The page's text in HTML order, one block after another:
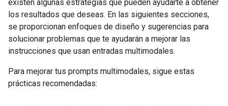
existen algunas estrategias que pueden ayudarte a obtener
los resultados que deseas. En las siguientes secciones,
se proporcionan enfoques de diseño y sugerencias para
solucionar problemas que te ayudarán a mejorar las
instrucciones que usan entradas multimodales.
Para mejorar tus prompts multimodales, sigue estas
prácticas recomendadas: